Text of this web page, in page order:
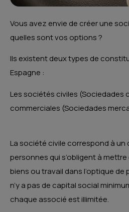
Vous avez envie de créer une
quelles sont vos options ?
Ils existent deux types de
Espagne :
Les sociétés civiles (Sociedades
commerciales (Sociedades
La société civile correspond à
personnes qui s’obligent à
biens ou travail dans l’optique de
n’y a pas de capital social
chaque associé est illimitée.